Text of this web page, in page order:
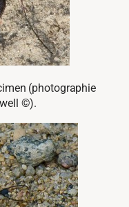
(photographie
©).